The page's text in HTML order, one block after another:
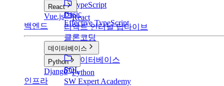
TypeScript
Basic
Effective TypeScript
React
React
리액트 인터널 딥다이브
클론코딩
Vue.js
백엔드
데이터베이스
데이터베이스
SQL
Python
Python
SW Expert Academy
Django
인프라